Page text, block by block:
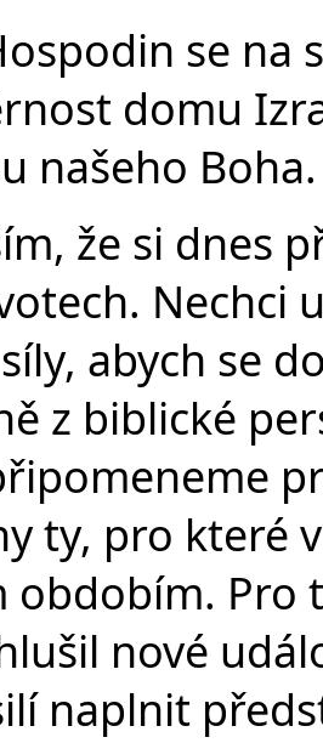
se na
domu
našeho
že si dnes
Nechci
abych se
z biblické
ty, pro které
obdobím. Pro
nové
naplnit